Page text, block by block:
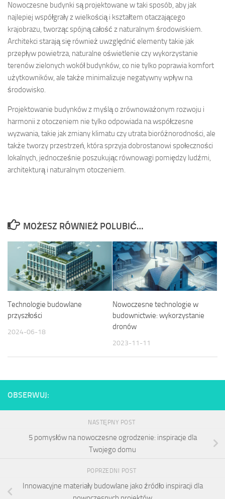
Nowoczesne budynki są projektowane w taki sposób, aby jak
najlepiej współgrały z wielkością i kształtem otaczającego
krajobrazu, tworząc spójną całość z naturalnym środowiskiem.
Architekci starają się również uwzględnić elementy takie jak
przepływ powietrza, naturalne oświetlenie czy wykorzystanie
terenów zielonych wokół budynków, co nie tylko poprawia komfort
użytkowników, ale także minimalizuje negatywny wpływ na
środowisko.
Projektowanie budynków z myślą o zrównoważonym rozwoju i
harmonii z otoczeniem nie tylko odpowiada na współczesne
wyzwania, takie jak zmiany klimatu czy utrata bioróżnorodności, ale
także tworzy przestrzeń, która sprzyja dobrostanowi społeczności
lokalnych, jednocześnie poszukując równowagi pomiędzy ludźmi,
architekturą i naturalnym otoczeniem.
MOŻESZ RÓWNIEŻ POLUBIĆ…
Technologie budowlane
przyszłości
2024-06-18
Nowoczesne technologie w
budownictwie: wykorzystanie
dronów
2023-11-11
OBSERWUJ:
NASTĘPNY POST
5 pomysłów na nowoczesne ogrodzenie: inspiracje dla
Twojego domu
POPRZEDNI POST
Innowacyjne materiały budowlane jako źródło inspiracji dla